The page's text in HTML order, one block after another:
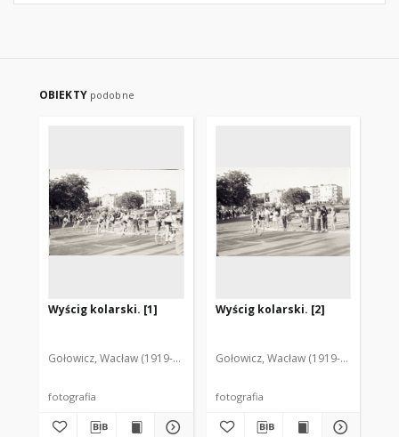
OBIEKTY podobne
Wyścig kolarski. [1]
Gołowicz, Wacław (1919-1983). Fot.
fotografia
Wyścig kolarski. [2]
Gołowicz, Wacław (1919-1983). Fot.
fotografia